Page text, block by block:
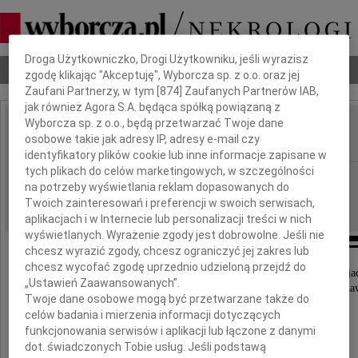
Nekrologi Odeszli Poradnik pogrzebowy
IMIĘ I NAZWISKO: Halina Zalewska
REGION: Wrocław
DATA EMISJI: 15.06.2011
Z głębokim żalem zawiadamiamy wszystkich
że w dniu 9 czerwca 2011 roku odeszła od nas na
Dbamy o Twoją prywatność
Droga Użytkowniczko, Drogi Użytkowniku, jeśli wyrazisz
zgodę klikając "Akceptuję", Wyborcza sp. z o.o. oraz jej
Zaufani Partnerzy, w tym [874 ] Zaufanych Partnerów IAB,
jak również Agora S.A. będąca spółką powiązaną z
Wyborcza sp. z o.o., będą przetwarzać Twoje dane
osobowe takie jak adresy IP, adresy e-mail czy
identyfikatory plików cookie lub inne informacje zapisane w
tych plikach do celów marketingowych, w szczególności
na potrzeby wyświetlania reklam dopasowanych do
Twoich zainteresowań i preferencji w swoich serwisach,
aplikacjach i w Internecie lub personalizacji treści w nich
wyświetlanych. Wyrażenie zgody jest dobrowolne. Jeśli nie
chcesz wyrazić zgody, chcesz ograniczyć jej zakres lub
chcesz wycofać zgodę uprzednio udzieloną przejdź do
„Ustawień Zaawansowanych”.
Twoje dane osobowe mogą być przetwarzane także do
celów badania i mierzenia informacji dotyczących
funkcjonowania serwisów i aplikacji lub łączone z danymi
dot. świadczonych Tobie usług. Jeśli podstawą